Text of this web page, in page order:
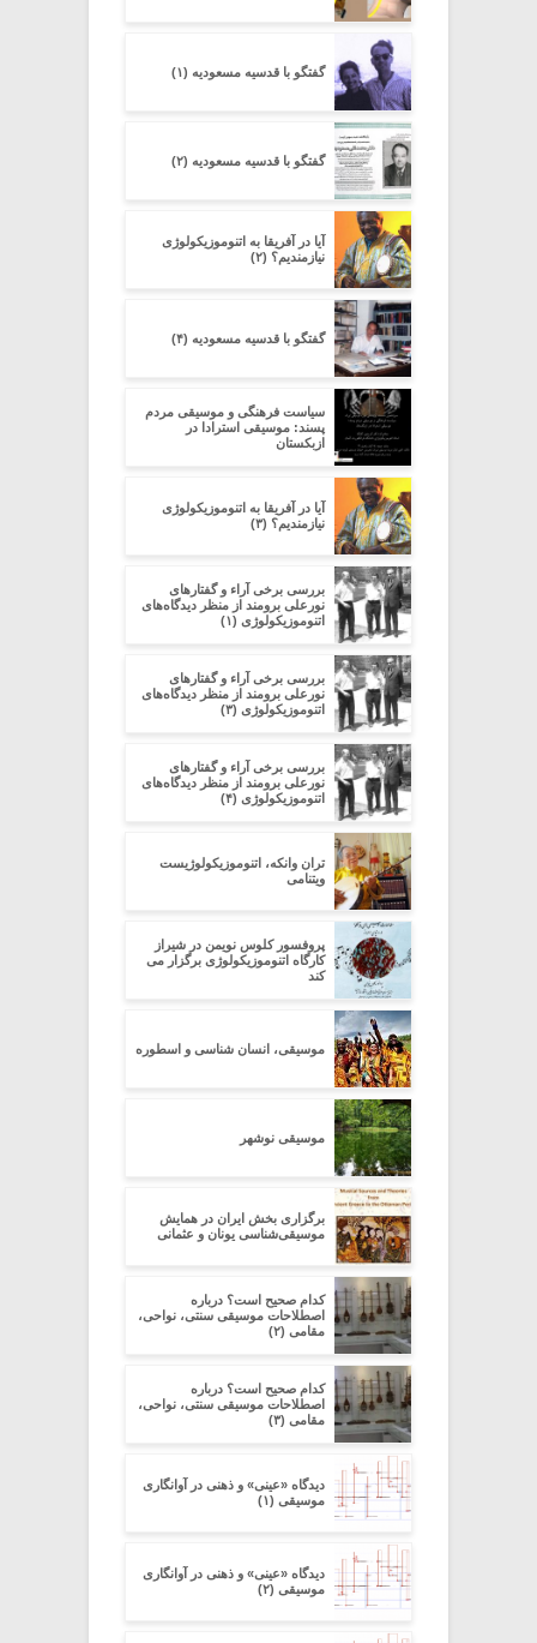
گفتگو با قدسیه مسعودیه (۱)
گفتگو با قدسیه مسعودیه (۲)
آیا در آفریقا به اتنوموزیکولوژی
نیازمندیم؟ (۲)
گفتگو با قدسیه مسعودیه (۴)
سیاست فرهنگی و موسیقی مردم
پسند: موسیقی استرادا در
ازبکستان
آیا در آفریقا به اتنوموزیکولوژی
نیازمندیم؟ (۳)
بررسی برخی آراء و گفتارهای
نورعلی برومند از منظر دیدگاه‌های
اتنوموزیکولوژی (۱)
بررسی برخی آراء و گفتارهای
نورعلی برومند از منظر دیدگاه‌های
اتنوموزیکولوژی (۳)
بررسی برخی آراء و گفتارهای
نورعلی برومند از منظر دیدگاه‌های
اتنوموزیکولوژی (۴)
تران وانکه، اتنوموزیکولوژیست
ویتنامی
پروفسور کلوس نویمن در شیراز
کارگاه اتنوموزیکولوژی برگزار می
کند
موسیقی، انسان شناسی و اسطوره
موسیقی نوشهر
برگزاری بخش ایران در همایش
موسیقی‌شناسی یونان و عثمانی
کدام صحیح است؟ درباره
اصطلاحات موسیقی سنتی، نواحی،
مقامی (۲)
کدام صحیح است؟ درباره
اصطلاحات موسیقی سنتی، نواحی،
مقامی (۳)
دیدگاه «عینی» و ذهنی در آوانگاری
موسیقی (۱)
دیدگاه «عینی» و ذهنی در آوانگاری
موسیقی (۲)